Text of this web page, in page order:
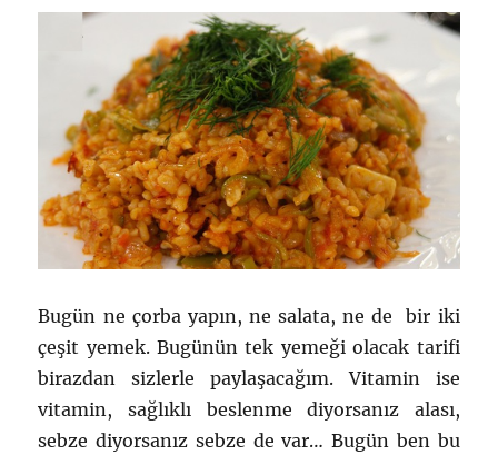
Bugün ne çorba yapın, ne salata, ne de bir iki
çeşit yemek. Bugünün tek yemeği olacak tarifi
birazdan sizlerle paylaşacağım. Vitamin ise
vitamin, sağlıklı beslenme diyorsanız alası,
sebze diyorsanız sebze de var… Bugün ben bu